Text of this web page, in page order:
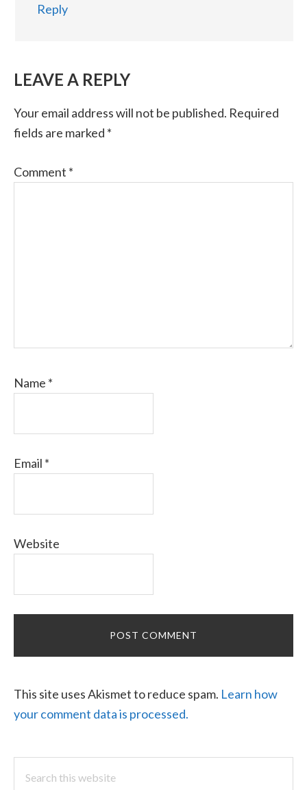
Reply
LEAVE A REPLY
Your email address will not be published. Required
fields are marked *
Comment *
Name *
Email *
Website
This site uses Akismet to reduce spam. Learn how
your comment data is processed.
this